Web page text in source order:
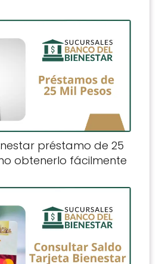
préstamo de 25
obtenerlo fácilmente